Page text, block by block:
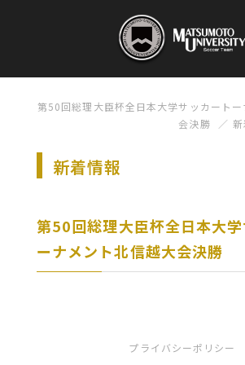
第50回総理大臣杯全日本大学サッカート
会決勝
新着情報
第50回総理大臣杯全日本大
ーナメント北信越大会決勝
プライバシーポリシー